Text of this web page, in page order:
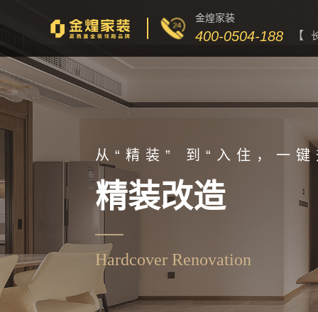
金煌家装
400-0504-188 【
从“精装” 到“入住，一
精装改造
Hardcover Renovation